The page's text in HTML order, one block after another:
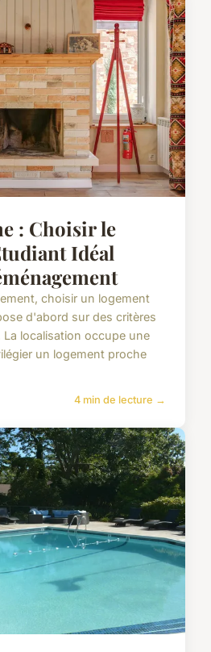
: Choisir le
Idéal
choisir un logement
d'abord sur des critères
localisation occupe une
un logement proche
4 min de lecture →